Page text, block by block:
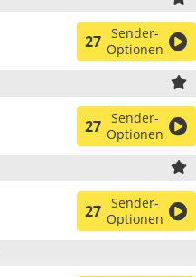
27 Sender-
Optionen
27 Sender-
Optionen
27 Sender-
Optionen